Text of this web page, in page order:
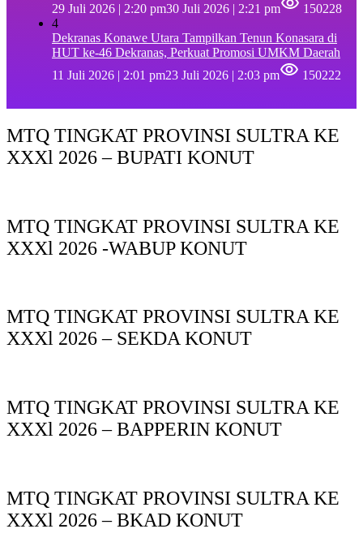
29 Juli 2026 | 2:20 pm30 Juli 2026 | 2:21 pm
150228
4
Dekranas Konawe Utara Tampilkan Tenun Konasara di
HUT ke-46 Dekranas, Perkuat Promosi UMKM Daerah
11 Juli 2026 | 2:01 pm23 Juli 2026 | 2:03 pm 150222
MTQ TINGKAT PROVINSI SULTRA KE
XXXl 2026 – BUPATI KONUT
MTQ TINGKAT PROVINSI SULTRA KE
XXXl 2026 -WABUP KONUT
MTQ TINGKAT PROVINSI SULTRA KE
XXXl 2026 – SEKDA KONUT
MTQ TINGKAT PROVINSI SULTRA KE
XXXl 2026 – BAPPERIN KONUT
MTQ TINGKAT PROVINSI SULTRA KE
XXXl 2026 – BKAD KONUT